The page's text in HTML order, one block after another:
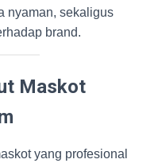
nyaman, sekaligus
brand.
Maskot
yang profesional